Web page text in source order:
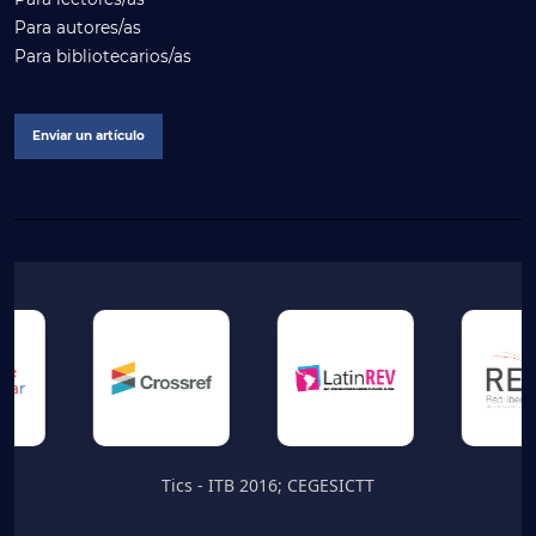
Para autores/as
Para bibliotecarios/as
Enviar un artículo
Tics - ITB 2016; CEGESICTT